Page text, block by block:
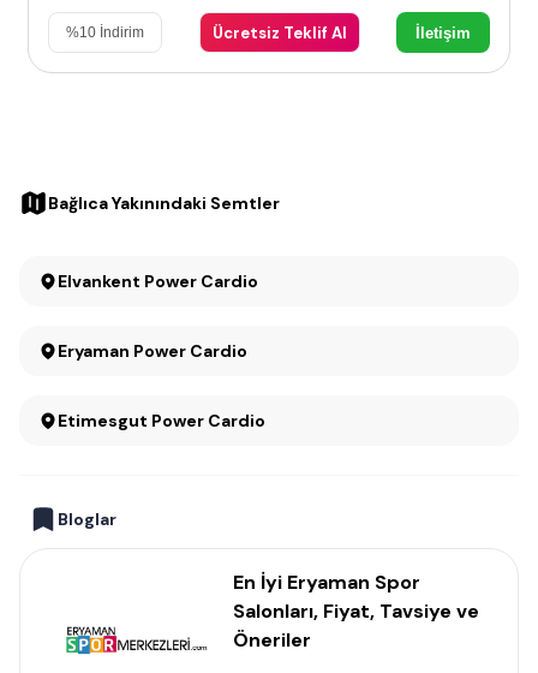
%10 İndirim Ücretsiz Teklif Al İletişim
Bağlıca Yakınındaki Semtler
Elvankent Power Cardio
Eryaman Power Cardio
Etimesgut Power Cardio
Bloglar
En İyi Eryaman Spor
Salonları, Fiyat, Tavsiye ve
Öneriler